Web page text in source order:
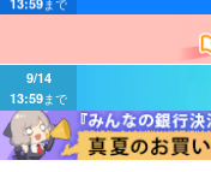
9/14
13:59まで